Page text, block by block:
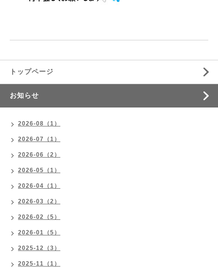
トップページ
お知らせ
2026-08（1）
2026-07（1）
2026-06（2）
2026-05（1）
2026-04（1）
2026-03（2）
2026-02（5）
2026-01（5）
2025-12（3）
2025-11（1）